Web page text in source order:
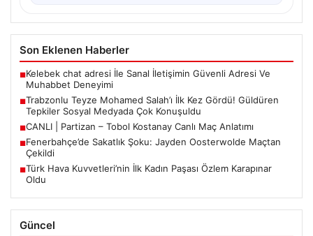
Son Eklenen Haberler
■Kelebek chat adresi İle Sanal İletişimin Güvenli Adresi Ve
Muhabbet Deneyimi
■Trabzonlu Teyze Mohamed Salah’ı İlk Kez Gördü! Güldüren
Tepkiler Sosyal Medyada Çok Konuşuldu
■CANLI | Partizan – Tobol Kostanay Canlı Maç Anlatımı
■Fenerbahçe’de Sakatlık Şoku: Jayden Oosterwolde Maçtan
Çekildi
■Türk Hava Kuvvetleri’nin İlk Kadın Paşası Özlem Karapınar
Oldu
Güncel